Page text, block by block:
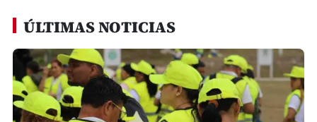
San Pedro